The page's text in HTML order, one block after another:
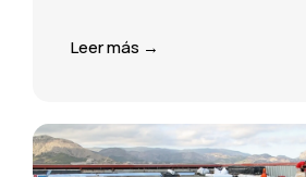
Leer más →